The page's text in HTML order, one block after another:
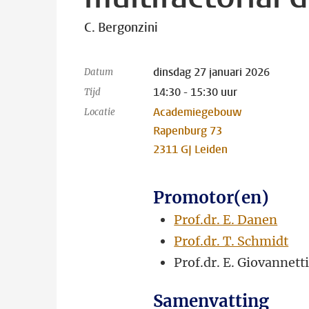
C. Bergonzini
Datum dinsdag 27 januari 2026
Tijd 14:30 - 15:30 uur
Locatie
Academiegebouw
Rapenburg 73
2311 GJ Leiden
Promotor(en)
Prof.dr. E. Danen
Prof.dr. T. Schmidt
Prof.dr. E. Giovannetti
Samenvatting